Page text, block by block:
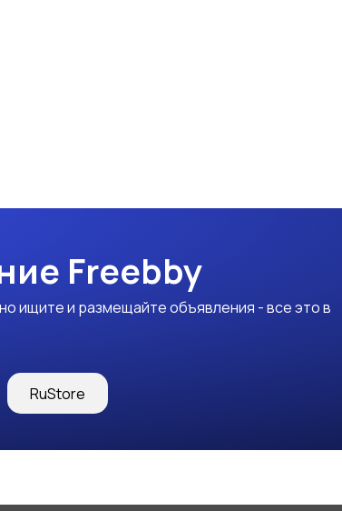
Freebby
ищите и размещайте объявления - все это в
RuStore